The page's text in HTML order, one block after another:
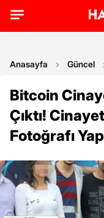
Anasayfa Güncel
Bitcoin
Çıktı!
Fotoğrafı